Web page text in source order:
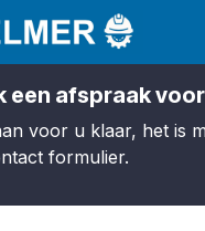
een afspraak
voor u klaar, het is
formulier.